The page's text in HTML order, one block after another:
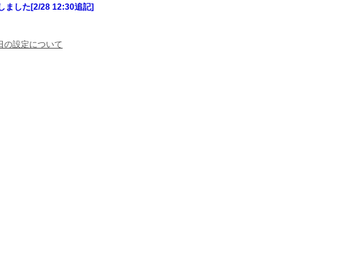
ました[2/28 12:30追記]
の設定について